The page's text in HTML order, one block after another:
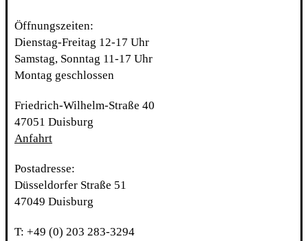
Öffnungszeiten:
Dienstag-Freitag 12-17 Uhr
Samstag, Sonntag 11-17 Uhr
Montag geschlossen
Friedrich-Wilhelm-Straße 40
47051 Duisburg
Anfahrt
Postadresse:
Düsseldorfer Straße 51
47049 Duisburg
T: +49 (0) 203 283-3294